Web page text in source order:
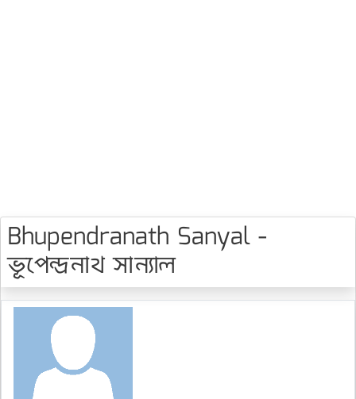
Bhupendranath Sanyal -
ভূপেন্দ্রনাথ সান্যাল